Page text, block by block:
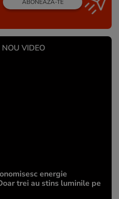
ABONEAZĂ-TE
VIDEO
energie
trei au stins luminile pe